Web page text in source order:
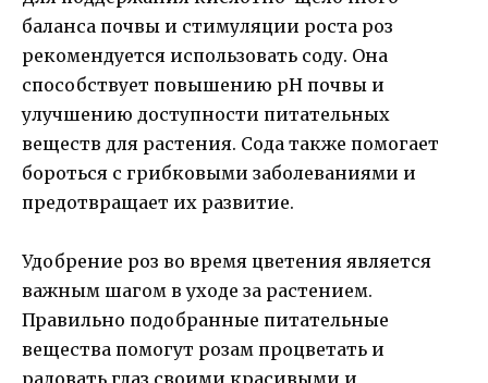
баланса почвы и стимуляции роста роз
рекомендуется использовать соду. Она
способствует повышению рН почвы и
улучшению доступности питательных
веществ для растения. Сода также помогает
бороться с грибковыми заболеваниями и
предотвращает их развитие.
Удобрение роз во время цветения является
важным шагом в уходе за растением.
Правильно подобранные питательные
вещества помогут розам процветать и
радовать глаз своими красивыми и